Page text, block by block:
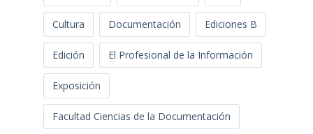
Cultura Documentación Ediciones B
Edición El Profesional de la Información
Exposición
Facultad Ciencias de la Documentación